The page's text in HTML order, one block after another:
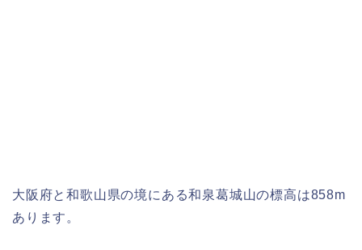
大阪府と和歌山県の境にある和泉葛城山の標高は858m
あります。